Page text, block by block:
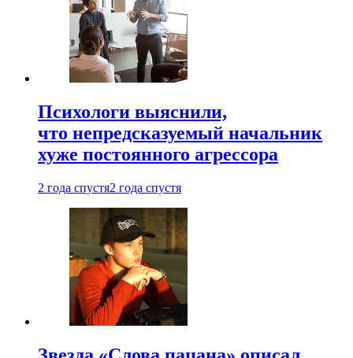
Психологи выяснили,
что непредсказуемый начальник
хуже постоянного агрессора
2 года спустя2 года спустя